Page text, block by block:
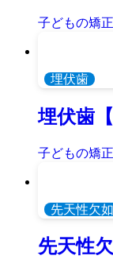
子どもの矯正
埋伏歯
埋伏歯
子どもの矯正
先天性欠如
先天性